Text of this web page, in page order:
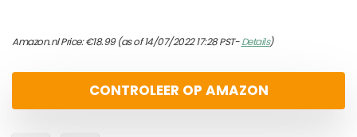
Amazon.nl Price:€18.99(as of 14/07/2022 17:28 PST-Details)
CONTROLEER OP AMAZON